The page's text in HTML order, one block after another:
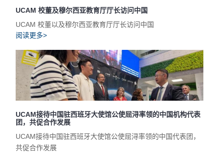
UCAM 校董及穆尔西亚教育厅厅长访问中国
UCAM 校董以及穆尔西亚教育厅厅长访问中国
阅读更多>
UCAM接待中国驻西班牙大使馆公使屈浔率领的中国机构代表
团，共促合作发展
UCAM接待中国驻西班牙大使馆公使屈浔率领的中国代表团，
共促合作发展